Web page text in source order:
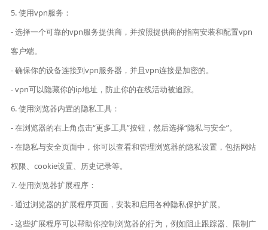
5. 使用vpn服务：
- 选择一个可靠的vpn服务提供商，并按照提供商的指南安装和配置vpn
客户端。
- 确保你的设备连接到vpn服务器，并且vpn连接是加密的。
- vpn可以隐藏你的ip地址，防止你的在线活动被追踪。
6. 使用浏览器内置的隐私工具：
- 在浏览器的右上角点击“更多工具”按钮，然后选择“隐私与安全”。
- 在隐私与安全页面中，你可以查看和管理浏览器的隐私设置，包括网站
权限、cookie设置、历史记录等。
7. 使用浏览器扩展程序：
- 通过浏览器的扩展程序页面，安装和启用各种隐私保护扩展。
- 这些扩展程序可以帮助你控制浏览器的行为，例如阻止跟踪器、限制广